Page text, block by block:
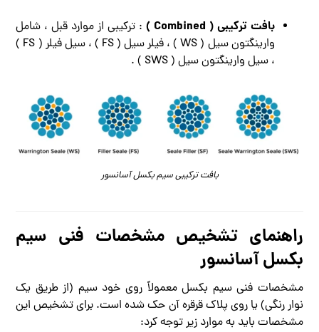
بافت ترکیبی ( Combined )
: ترکیبی از موارد قبل ، شامل
وارینگتون سیل ( WS ) ، فیلر سیل ( FS ) ، سیل فیلر ( FS )
، سیل وارینگتون سیل ( SWS ) .
بافت ترکیبی سیم بکسل آسانسور
راهنمای تشخیص مشخصات فنی سیم
بکسل آسانسور
مشخصات فنی سیم بکسل معمولاً روی خود سیم (از طریق یک
نوار رنگی) یا روی پلاک قرقره آن حک شده است. برای تشخیص این
مشخصات باید به موارد زیر توجه کرد: